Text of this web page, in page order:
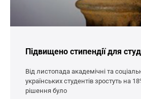
Підвищено стипендії для
Від листопада академічні та
українських студентів зростуть на
рішення було